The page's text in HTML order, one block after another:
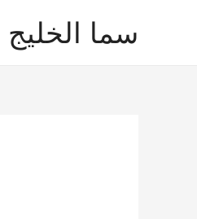
سما الخليج